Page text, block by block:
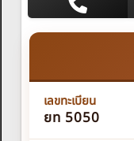
เลขทะเบียน
ยท 5050